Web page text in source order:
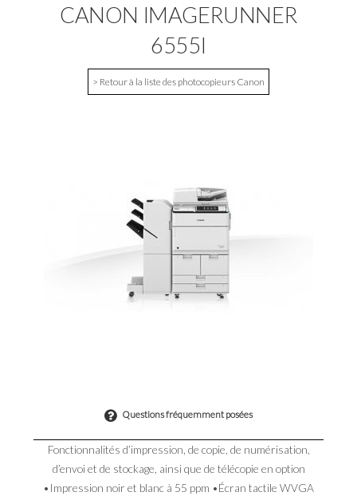
CANON IMAGERUNNER
6555I
> Retour à la liste des photocopieurs Canon
Questions fréquemment posées
Fonctionnalités d’impression, de copie, de numérisation,
d’envoi et de stockage, ainsi que de télécopie en option
•Impression noir et blanc à 55 ppm •Écran tactile WVGA